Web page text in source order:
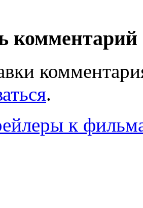
комментарий
.
к